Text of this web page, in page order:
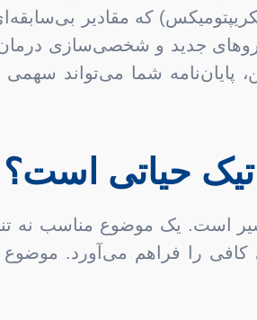
که مقادیر
جدید و شخصی‌سازی
پایان‌نامه شما می‌تواند
حیاتی است؟
است. یک موضوع مناسب نه
را فراهم می‌آورد. موضوع